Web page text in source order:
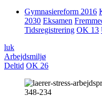
Gymnasiereform 2016
2030 Eksamen
Tidsregistrering OK 13
luk
Arbejdsmiljø
Deltid OK 26